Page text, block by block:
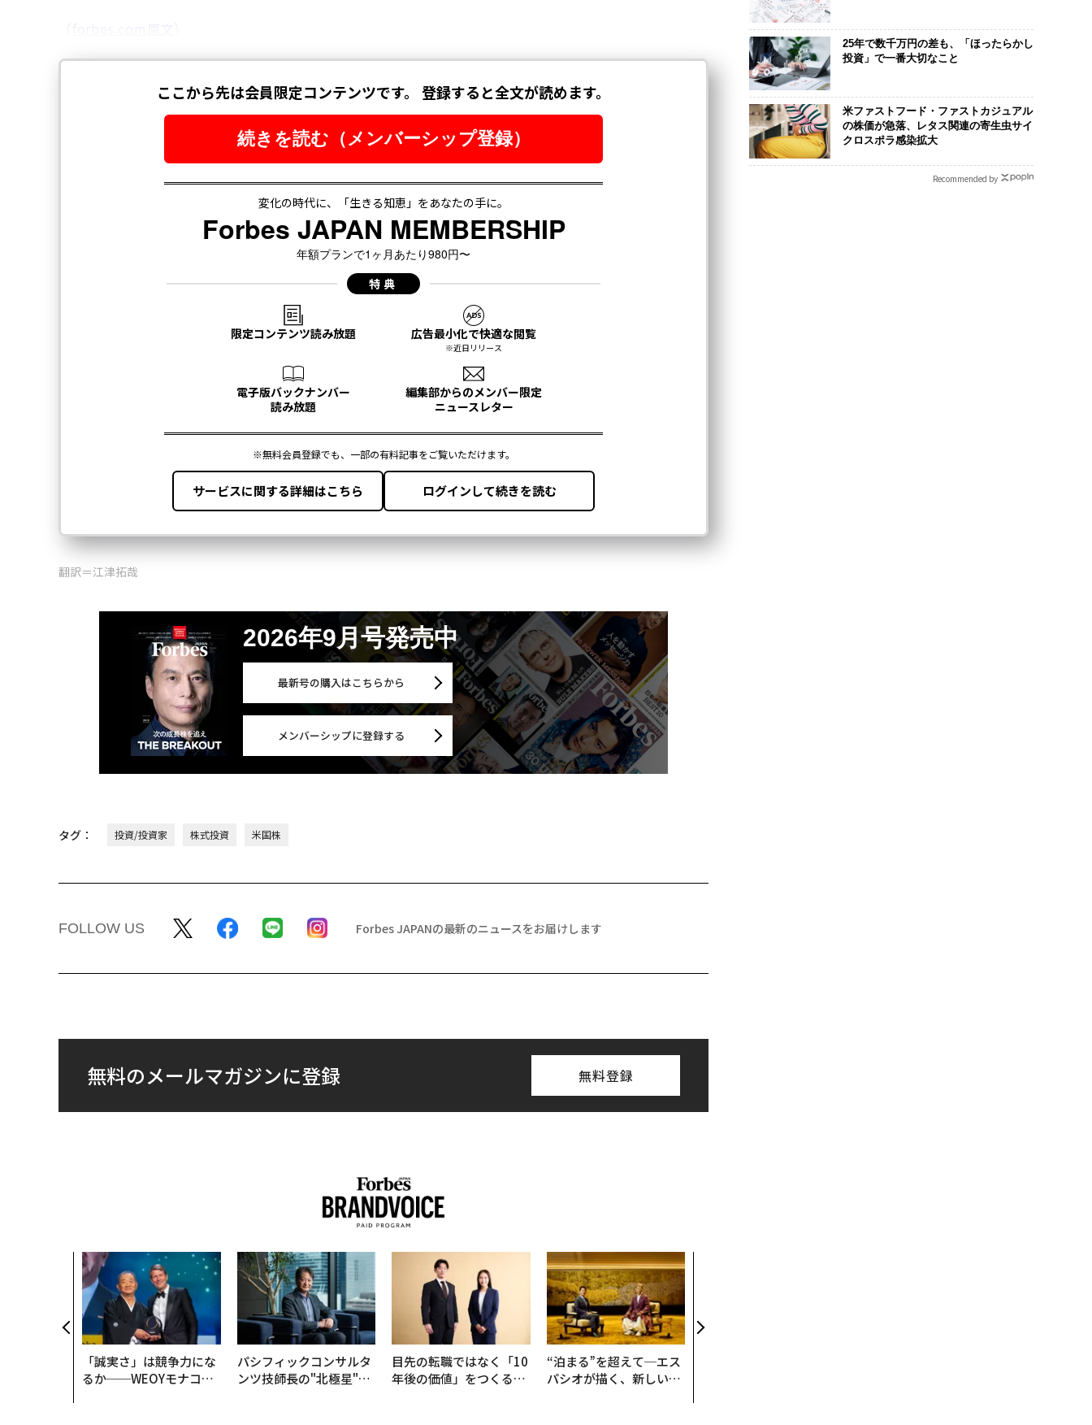
翻訳＝江津拓哉
2026年9月号発売中
最新号の購入はこちらから
メンバーシップに登録する
タグ： 投資/投資家 株式投資 米国株
FOLLOW US Forbes JAPANの最新のニュースをお届けします
無料のメールマガジンに登録 無料登録
「誠実さ」は競争力にな
るか──WEOYモナコで
パシフィックコンサルタ
ンツ技師長の"北極星"。
目先の転職ではなく「10
年後の価値」をつくる─
“泊まる”を超えて─エス
パシオが描く、新しい日
25年で数千万円の差も、「ほったらかし
投資」で一番大切なこと
米ファストフード・ファストカジュアル
の株価が急落、レタス関連の寄生虫サイ
クロスポラ感染拡大
Recommended by